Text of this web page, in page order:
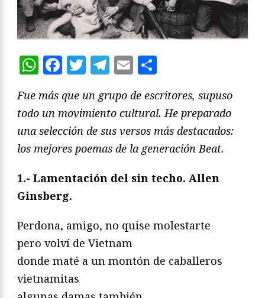
WhatsApp
Facebook
Twitter
Telegram
Email
Fue más que un grupo de escritores, supuso
todo un movimiento cultural. He preparado
una selección de sus versos más destacados:
los mejores poemas de la generación Beat.
1.- Lamentación del sin techo. Allen
Ginsberg.
Perdona, amigo, no quise molestarte
pero volví de Vietnam
donde maté a un montón de caballeros
vietnamitas